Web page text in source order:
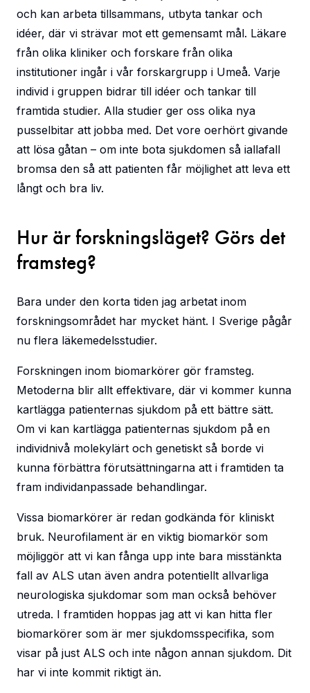
och kan arbeta tillsammans, utbyta tankar och
idéer, där vi strävar mot ett gemensamt mål. Läkare
från olika kliniker och forskare från olika
institutioner ingår i vår forskargrupp i Umeå. Varje
individ i gruppen bidrar till idéer och tankar till
framtida studier. Alla studier ger oss olika nya
pusselbitar att jobba med. Det vore oerhört givande
att lösa gåtan – om inte bota sjukdomen så iallafall
bromsa den så att patienten får möjlighet att leva ett
långt och bra liv.
Hur är forskningsläget? Görs det
framsteg?
Bara under den korta tiden jag arbetat inom
forskningsområdet har mycket hänt. I Sverige pågår
nu flera läkemedelsstudier.
Forskningen inom biomarkörer gör framsteg.
Metoderna blir allt effektivare, där vi kommer kunna
kartlägga patienternas sjukdom på ett bättre sätt.
Om vi kan kartlägga patienternas sjukdom på en
individnivå molekylärt och genetiskt så borde vi
kunna förbättra förutsättningarna att i framtiden ta
fram individanpassade behandlingar.
Vissa biomarkörer är redan godkända för kliniskt
bruk. Neurofilament är en viktig biomarkör som
möjliggör att vi kan fånga upp inte bara misstänkta
fall av ALS utan även andra potentiellt allvarliga
neurologiska sjukdomar som man också behöver
utreda. I framtiden hoppas jag att vi kan hitta fler
biomarkörer som är mer sjukdomsspecifika, som
visar på just ALS och inte någon annan sjukdom. Dit
har vi inte kommit riktigt än.